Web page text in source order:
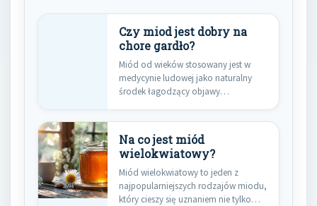
Czy miod jest dobry na
chore gardło?
Miód od wieków stosowany jest w
medycynie ludowej jako naturalny
środek łagodzący objawy
Na co jest miód
wielokwiatowy?
Miód wielokwiatowy to jeden z
najpopularniejszych rodzajów miodu,
który cieszy się uznaniem nie tylko